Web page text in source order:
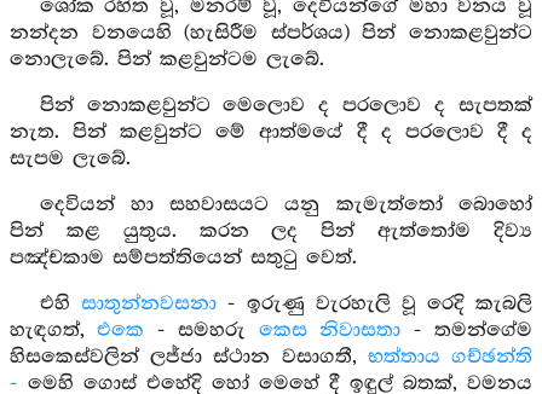
ශෝක රහිත වූ, මනරම් වූ, දෙවියන්ගේ මහා වනය වූ
නන්දන වනයෙහි (හැසිරීම ස්පර්ශය) පින් නොකළවුන්ට
නොලැබේ. පින් කළවුන්ටම ලැබේ.
පින් නොකළවුන්ට මෙලොව ද පරලොව ද සැපතක්
නැත. පින් කළවුන්ට මේ ආත්මයේ දී ද පරලොව දී ද
සැපම ලැබේ.
දෙවියන් හා සහවාසයට යනු කැමැත්තෝ බොහෝ
පින් කළ යුතුය. කරන ලද පින් ඇත්තෝම දිව්‍ය
පඤ්චකාම සම්පත්තියෙන් සතුටු වෙත්.
එහි සාතුන්නවසනා- ඉරුණු වැරහැලි වූ රෙදි කැබලි
හැඳගත්,එකෙ - සමහරු කෙස නිවාසතා - තමන්ගේම
හිසකෙස්වලින් ලජ්ජා ස්ථාන වසාගතී, භත්තාය ගච්ඡන්ති
- මෙහි ගොස් එහේදි හෝ මෙහේ දී ඉඳුල් බතක්, වමනය